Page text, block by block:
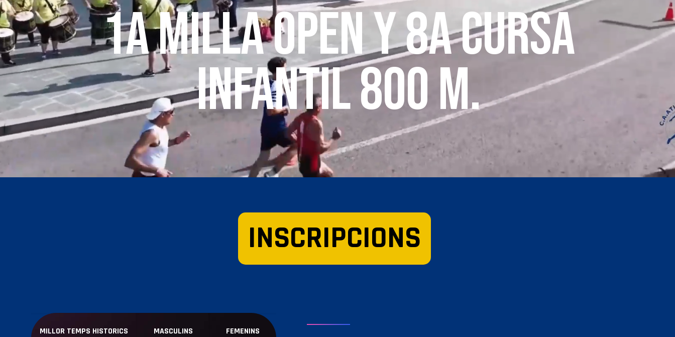
1a milla open y 8a cursa
infantil 800 m.
INSCRIPCIONS
MILLOR TEMPS HISTORICS MASCULINS FEMENINS